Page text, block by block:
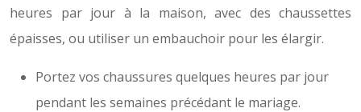
heures par jour à la maison, avec des chaussettes
épaisses, ou utiliser un embauchoir pour les élargir.
Portez vos chaussures quelques heures par jour
pendant les semaines précédant le mariage.